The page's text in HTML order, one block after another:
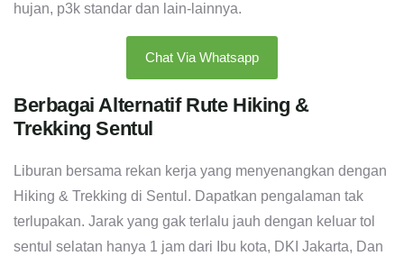
hujan, p3k standar dan lain-lainnya.
Chat Via Whatsapp
Berbagai Alternatif Rute Hiking &
Trekking Sentul
Liburan bersama rekan kerja yang menyenangkan dengan
Hiking & Trekking di Sentul. Dapatkan pengalaman tak
terlupakan. Jarak yang gak terlalu jauh dengan keluar tol
sentul selatan hanya 1 jam dari Ibu kota, DKI Jakarta, Dan